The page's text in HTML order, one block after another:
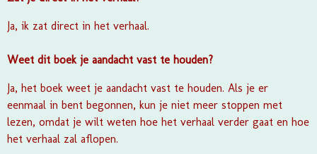
Ja, ik zat direct in het verhaal.
Weet dit boek je aandacht vast te houden?
Ja, het boek weet je aandacht vast te houden. Als je er
eenmaal in bent begonnen, kun je niet meer stoppen met
lezen, omdat je wilt weten hoe het verhaal verder gaat en hoe
het verhaal zal aflopen.